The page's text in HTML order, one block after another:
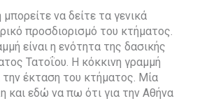
να δείτε τα γενικά
προσδιορισμό του κτήματος.
είναι η ενότητα της δασικής
Τατοΐου. Η κόκκινη γραμμή
την έκταση του κτήματος. Μία
και εδώ να πω ότι για την Αθήνα